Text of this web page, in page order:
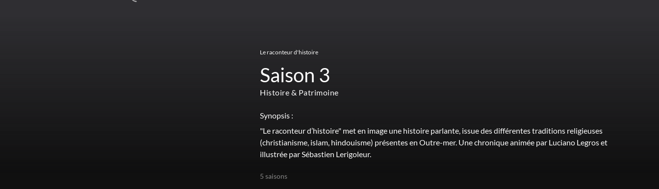
Le raconteur d'histoire
Saison 3
Histoire & Patrimoine
Synopsis :
"Le raconteur d’histoire" met en image une histoire parlante, issue des différentes traditions religieuses
(christianisme, islam, hindouisme) présentes en Outre-mer. Une chronique animée par Luciano Legros et
illustrée par Sébastien Lerigoleur.
5 saisons